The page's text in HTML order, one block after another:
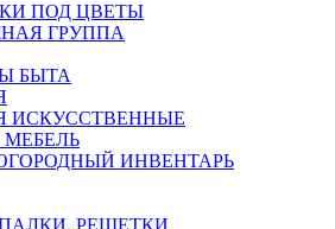
ПОД ЦВЕТЫ
ГРУППА
БЫТА
ИСКУССТВЕННЫЕ
ИНВЕНТАРЬ
РЕШЕТКИ